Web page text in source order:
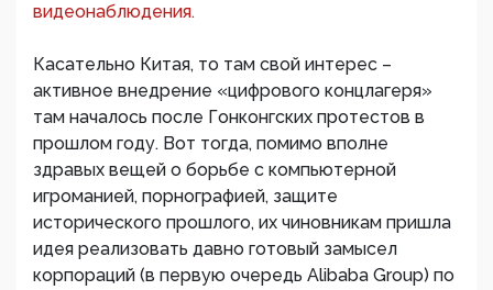
видеонаблюдения.
Касательно Китая, то там свой интерес –
активное внедрение «цифрового концлагеря»
там началось после Гонконгских протестов в
прошлом году. Вот тогда, помимо вполне
здравых вещей о борьбе с компьютерной
игроманией, порнографией, защите
исторического прошлого, их чиновникам пришла
идея реализовать давно готовый замысел
корпораций (в первую очередь Alibaba Group) по